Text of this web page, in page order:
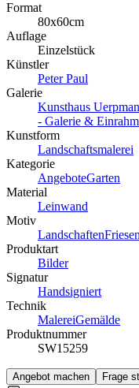
Format
80x60cm
Auflage
Einzelstück
Künstler
Peter Paul
Galerie
Kunsthaus
- Galerie &
Kunstform
Landschaftsmalerei
Kategorie
AngeboteGarten
Material
Leinwand
Motiv
Landschaften
Produktart
Bilder
Signatur
Handsigniert
Technik
MalereiGemälde
Produktnummer
SW15259
Angebot machen Frage